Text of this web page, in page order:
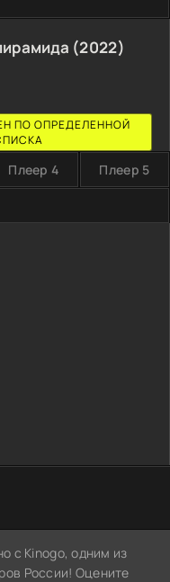
(2022)
ПО ОПРЕДЕЛЕННОЙ
Плеер 4 Плеер 5
с Kinogo, одним из
России! Оцените